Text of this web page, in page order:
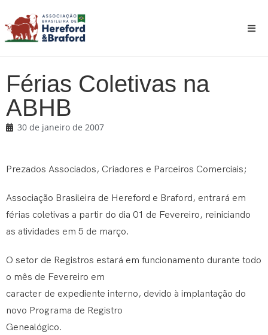
Férias Coletivas na
ABHB
30 de janeiro de 2007
Prezados Associados, Criadores e Parceiros Comerciais;
Associação Brasileira de Hereford e Braford, entrará em
férias coletivas a partir do dia 01 de Fevereiro, reiniciando
as atividades em 5 de março.
O setor de Registros estará em funcionamento durante todo
o mês de Fevereiro em
caracter de expediente interno, devido à implantação do
novo Programa de Registro
Genealógico.